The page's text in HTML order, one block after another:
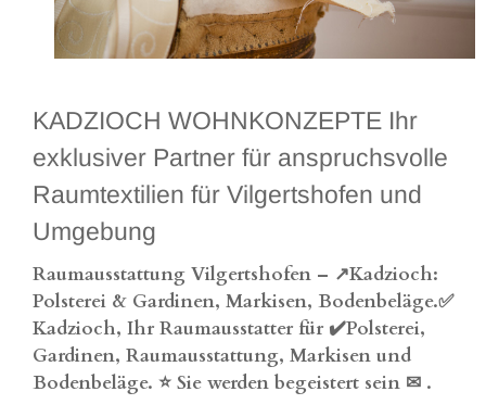
KADZIOCH WOHNKONZEPTE Ihr
exklusiver Partner für anspruchsvolle
Raumtextilien für Vilgertshofen und
Umgebung
Raumausstattung Vilgertshofen – ↗️Kadzioch:
Polsterei & Gardinen, Markisen, Bodenbeläge.✅
Kadzioch, Ihr Raumausstatter für ✔️Polsterei,
Gardinen, Raumausstattung, Markisen und
Bodenbeläge. ⭐ Sie werden begeistert sein ✉ .